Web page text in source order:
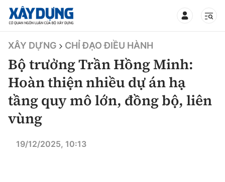
TIN BỘ XÂY DỰNG
CHUYÊN MỤC
Mới nhất
XÂY DỰNG CHỈ ĐẠO ĐIỀU HÀNH
Bộ trưởng Trần Hồng Minh:
Hoàn thiện nhiều dự án hạ
tầng quy mô lớn, đồng bộ, liên
vùng
19/12/2025, 10:13